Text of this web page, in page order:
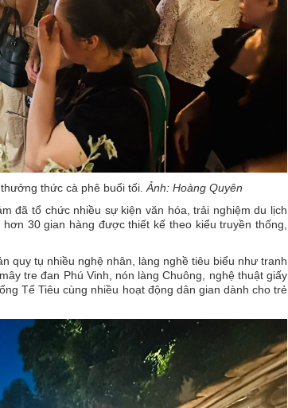
thức cà phê buổi tối. Ảnh: Hoàng Quyên
đã tổ chức nhiều sự kiện văn hóa, trải nghiệm du lịch
30 gian hàng được thiết kế theo kiểu truyền thống,
quy tụ nhiều nghệ nhân, làng nghề tiêu biểu như tranh
tre đan Phú Vinh, nón làng Chuông, nghệ thuật giấy
Tế Tiêu cùng nhiều hoạt động dân gian dành cho trẻ